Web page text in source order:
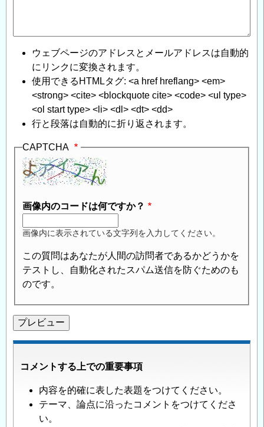
ウェブページのアドレスとメールアドレスは自動的
にリンクに変換されます。
使用できるHTMLタグ: <a href hreflang> <em>
<strong> <cite> <blockquote cite> <code> <ul type>
<ol start type> <li> <dl> <dt> <dd>
行と段落は自動的に折り返されます。
CAPTCHA
画像内のコードは何ですか？
画像内に表示されている文字列を入力してください。
この質問はあなたが人間の訪問者であるかどうかを
テストし、自動化されたスパム送信を防ぐためのも
のです。
コメントする上での重要事項
内容を的確に表した表題をつけてください。
テーマ、論点に沿ったコメントをつけてくださ
い。